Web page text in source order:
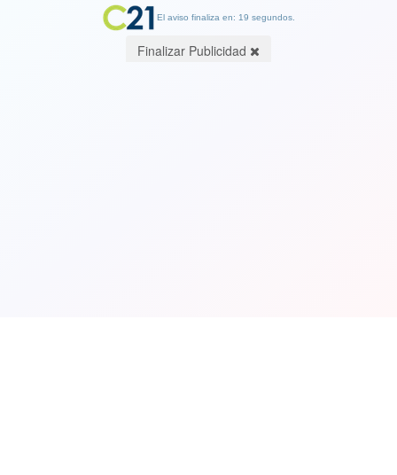
El aviso finaliza en: 19 segundos.
Finalizar Publicidad